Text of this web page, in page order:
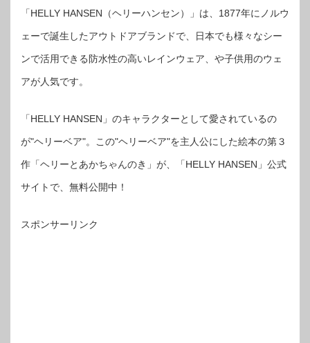
「HELLY HANSEN（ヘリーハンセン）」は、1877年にノルウ
ェーで誕生したアウトドアブランドで、日本でも様々なシー
ンで活用できる防水性の高いレインウェア、や子供用のウェ
アが人気です。
「HELLY HANSEN」のキャラクターとして愛されているの
が"ヘリーベア"。この"ヘリーベア"を主人公にした絵本の第３
作「ヘリーとあかちゃんのき」が、「HELLY HANSEN」公式
サイトで、無料公開中！
スポンサーリンク